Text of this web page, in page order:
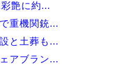
艶に約...
重機関銃...
と土葬も...
アブラン...